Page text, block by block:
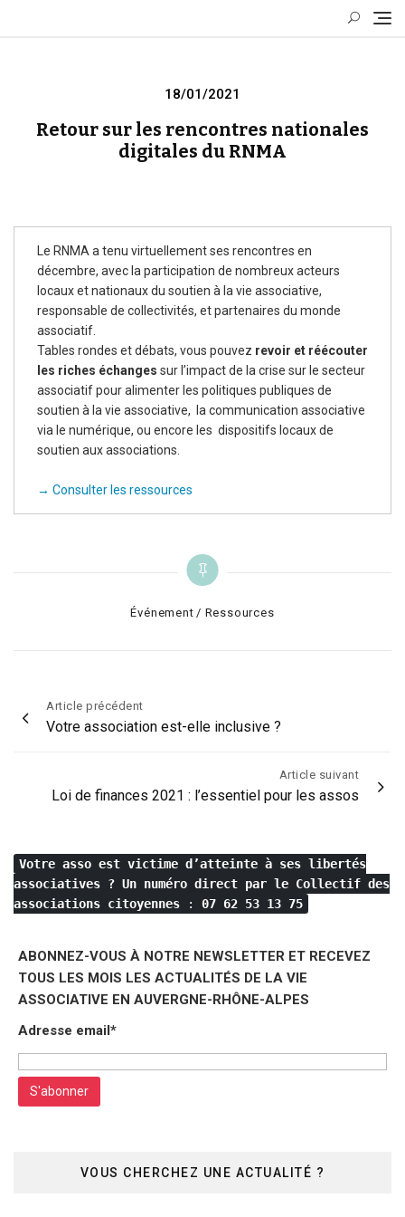
Posted
18/01/2021
Retour sur les rencontres nationales
digitales du RNMA
Le RNMA a tenu virtuellement ses rencontres en
décembre, avec la participation de nombreux acteurs
locaux et nationaux du soutien à la vie associative,
responsable de collectivités, et partenaires du monde
associatif.
Tables rondes et débats, vous pouvez revoir et réécouter
les riches échanges sur l’impact de la crise sur le secteur
associatif pour alimenter les politiques publiques de
soutien à la vie associative, la communication associative
via le numérique, ou encore les dispositifs locaux de
soutien aux associations.
→ Consulter les ressources
Categories
Événement Ressources
Navigation
Article précédent
Votre association est-elle inclusive ?
Article suivant
Loi de finances 2021 : l’essentiel pour les assos
Votre asso est victime d’atteinte à ses libertés
associatives ? Un numéro direct par le Collectif des
associations citoyennes : 07 62 53 13 75
ABONNEZ-VOUS À NOTRE NEWSLETTER ET RECEVEZ
TOUS LES MOIS LES ACTUALITÉS DE LA VIE
ASSOCIATIVE EN AUVERGNE-RHÔNE-ALPES
Adresse email*
VOUS CHERCHEZ UNE ACTUALITÉ ?